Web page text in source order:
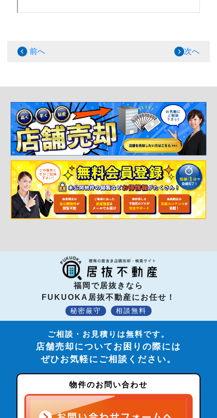
前へ 次へ
福岡で居抜きなら
FUKUOKA居抜不動産にお任せ！
秘密厳守 相談無料
ご相談・お見積りは無料です。
店舗売却についてお困りの際には
ぜひお気軽にご相談ください。
物件のお問い合わせ